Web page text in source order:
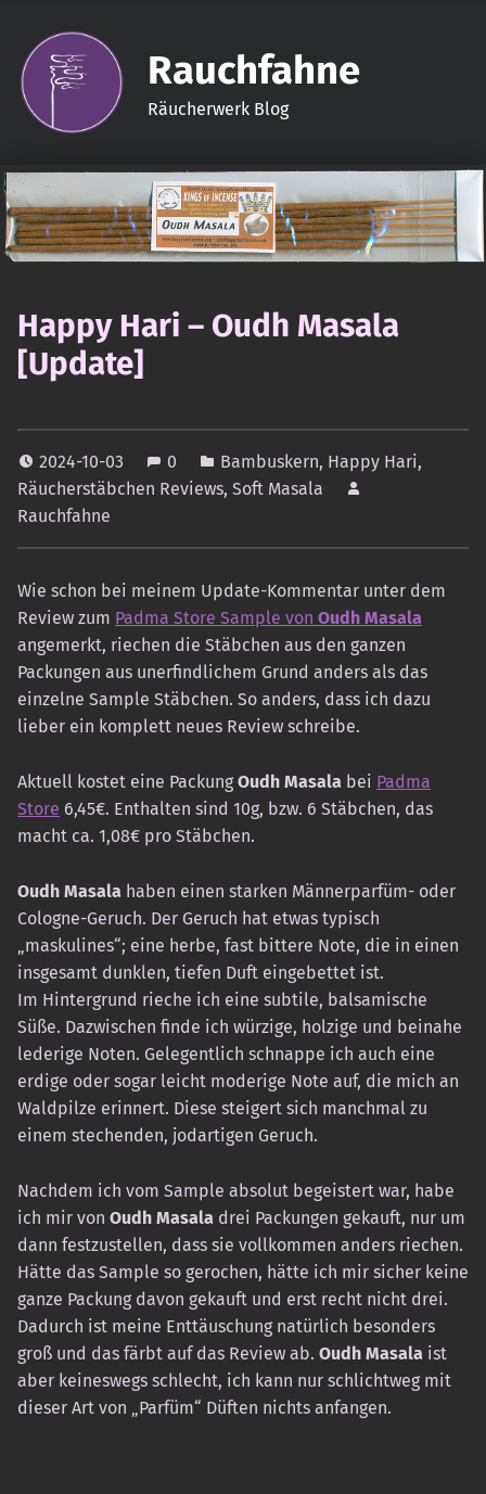
Rauchfahne
Räucherwerk Blog
Happy Hari – Oudh Masala
[Update]
2024-10-03 0 Bambuskern, Happy Hari,
Räucherstäbchen Reviews, Soft Masala
Rauchfahne
Wie schon bei meinem Update-Kommentar unter dem
Review zum Padma Store Sample von Oudh Masala
angemerkt, riechen die Stäbchen aus den ganzen
Packungen aus unerfindlichem Grund anders als das
einzelne Sample Stäbchen. So anders, dass ich dazu
lieber ein komplett neues Review schreibe.
Aktuell kostet eine PackungOudh Masala bei Padma
Store 6,45€. Enthalten sind 10g, bzw. 6 Stäbchen, das
macht ca. 1,08€ pro Stäbchen.
Oudh Masala haben einen starken Männerparfüm- oder
Cologne-Geruch. Der Geruch hat etwas typisch
„maskulines“; eine herbe, fast bittere Note, die in einen
insgesamt dunklen, tiefen Duft eingebettet ist.
Im Hintergrund rieche ich eine subtile, balsamische
Süße. Dazwischen finde ich würzige, holzige und beinahe
lederige Noten. Gelegentlich schnappe ich auch eine
erdige oder sogar leicht moderige Note auf, die mich an
Waldpilze erinnert. Diese steigert sich manchmal zu
einem stechenden, jodartigen Geruch.
Nachdem ich vom Sample absolut begeistert war, habe
ich mir von Oudh Masala drei Packungen gekauft, nur um
dann festzustellen, dass sie vollkommen anders riechen.
Hätte das Sample so gerochen, hätte ich mir sicher keine
ganze Packung davon gekauft und erst recht nicht drei.
Dadurch ist meine Enttäuschung natürlich besonders
groß und das färbt auf das Review ab. Oudh Masala ist
aber keineswegs schlecht, ich kann nur schlichtweg mit
dieser Art von „Parfüm“ Düften nichts anfangen.